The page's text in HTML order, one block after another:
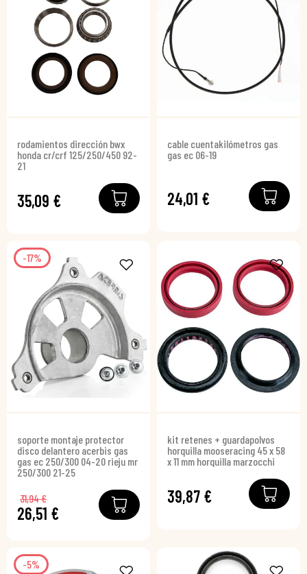
rodamientos dirección bwx
honda cr/crf 125/250/450 92-
21
35,09 €
cable cuentakilómetros gas
gas ec 06-19
24,01 €
-17%
soporte montaje protector
disco delantero acerbis gas
gas ec 250/300 04-20 rieju mr
250/300 21-25
26,51 €
31,94 €
kit retenes + guardapolvos
horquilla mooseracing 45 x 58
x 11 mm horquilla marzocchi
39,87 €
-5%